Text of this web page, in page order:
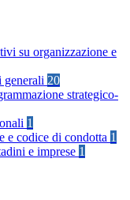
su organizzazione e
20
strategico-
1
e codice di condotta 1
e imprese 1